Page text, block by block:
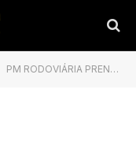
PM RODOVIÁRIA PRENDE TRIO E RECUPERA CARGA HOSPITALAR AVALIADA EM R$ 3 MILHÕES